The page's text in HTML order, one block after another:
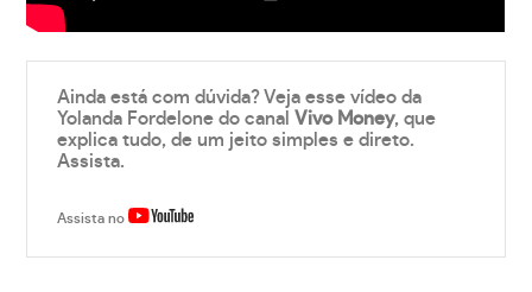
Ainda está com dúvida? Veja esse vídeo da
Yolanda Fordelone do canalVivo Money, que
explica tudo, de um jeito simples e direto.
Assista.
Assista no